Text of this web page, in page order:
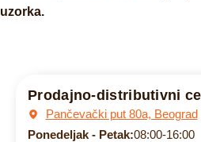
uzorka.
Prodajno-distributivni
Pančevački put 80a, Beograd
Ponedeljak - Petak:08:00-16:00